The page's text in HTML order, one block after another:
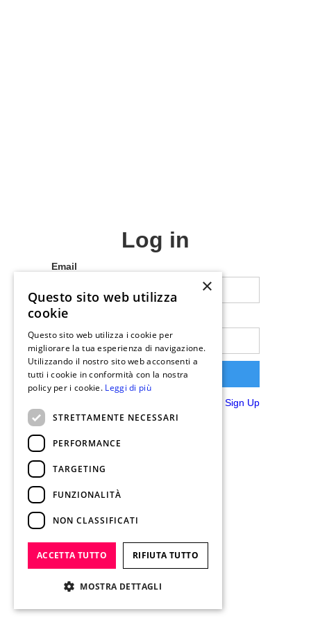
Log in
Email
Password
Sign Up
×
Questo sito web utilizza
cookie
Questo sito web utilizza i cookie per
migliorare la tua esperienza di navigazione.
Utilizzando il nostro sito web acconsenti a
tutti i cookie in conformità con la nostra
policy per i cookie. Leggi di più
STRETTAMENTE NECESSARI
PERFORMANCE
TARGETING
FUNZIONALITÀ
NON CLASSIFICATI
ACCETTA TUTTO RIFIUTA TUTTO
MOSTRA DETTAGLI